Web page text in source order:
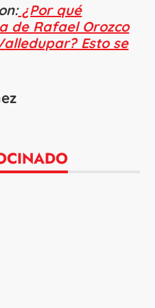
¿Por qué
de Rafael Orozco
Esto se